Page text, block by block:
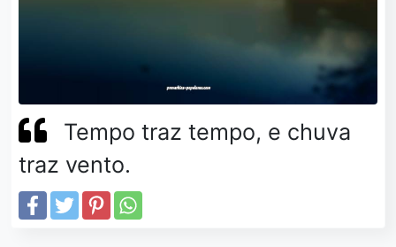
Tempo traz tempo, e chuva
traz vento.